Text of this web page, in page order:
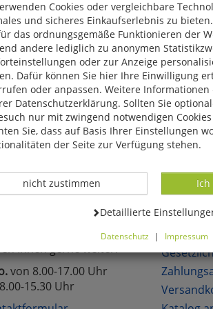
das Produkt oder die Kategorie, die Sie
uns, wenn Sie sich in unserem
neue Angebote Über
Fragen?
Ihnen gerne weiter.
von 8.00-17.00 Uhr
15.30 Uhr
Über uns
Cookies oder vergleichbare
und sicheres Einkaufserlebnis zu
das ordnungsgemäße Funktionieren der
andere lediglich zu anonymen
oder zur Anzeige
Dafür können Sie hier Ihre Einwilligung
oder anpassen. Weitere Informationen
Datenschutzerklärung. Sollten Sie
nur mit zwingend notwendigen
Sie, dass auf Basis Ihrer Einstellungen
der Seite zur Verfügung stehen.
Datenverarbeitung -
nicht zustimmen
Datenverarbeitung -
Detaillierte
Datenschutz | Impressum
ablehnen, wird Ihr Besuch nur mit
Bitte beachten Sie, dass auf Basis
alle Funktionalitäten der Seite zur
können Sie die Einstellungen